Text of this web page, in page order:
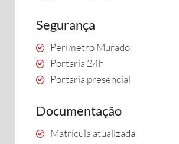
Segurança
Perímetro Murado
Portaria 24h
Portaria presencial
Documentação
Matrícula atualizada